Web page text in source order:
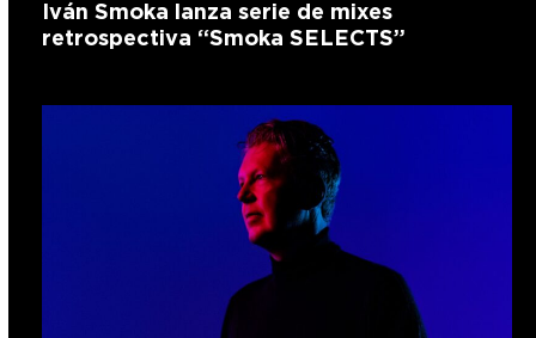
Iván Smoka lanza serie de mixes
retrospectiva “Smoka SELECTS”